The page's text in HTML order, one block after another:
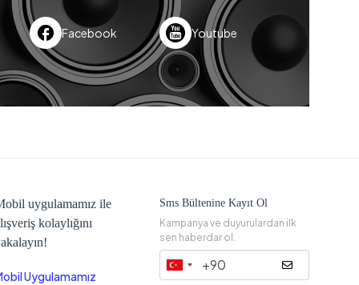
Facebook Youtube
uygulamamız ile
kolaylığını
Uygulamamız
Sms Bültenine Kayıt Ol
Kampanya ve duyurulardan ilk
sen haberdar ol.